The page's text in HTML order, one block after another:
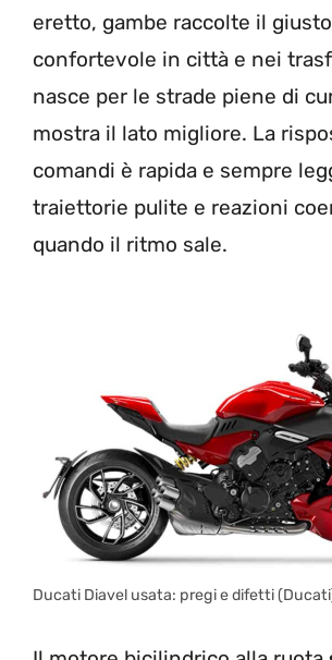
eretto, gambe raccolte il
confortevole in città e nei
nasce per le strade piene di
mostra il lato migliore. La
comandi è rapida e sempre
traiettorie pulite e reazioni
quando il ritmo sale.
Ducati Diavel usata: pregi e difetti